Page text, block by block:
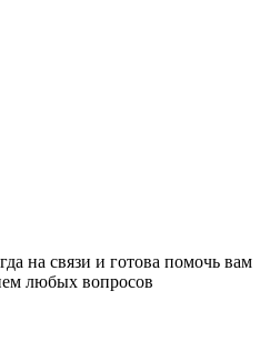
на связи и готова помочь вам
любых вопросов